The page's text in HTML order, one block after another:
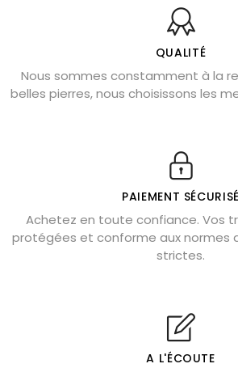
Bienfaits de la sélénite – pierre des
L’améthyste est-elle faite pour moi ?
Chrysocolle : pierre apaisante
Obsidienne dorée : vertus et
Véritable citrine naturelle non chauffée
Où placer la citrine dans la maison
Cornaline : propriétés magiques
Capricorne : quelles pierres choisir
Shungite : purification et protection
Bagues en labradorite argent 925
QUALITÉ
Nous sommes constamment à la
belles pierres, nous choisissons les
PAIEMENT SÉCURISÉ
Achetez en toute confiance. Vos
protégées et conforme aux normes
strictes.
A L'ÉCOUTE